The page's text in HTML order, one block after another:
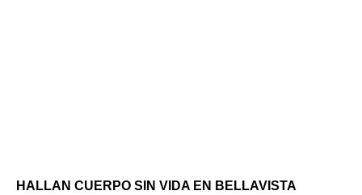
HALLAN CUERPO SIN VIDA EN BELLAVISTA